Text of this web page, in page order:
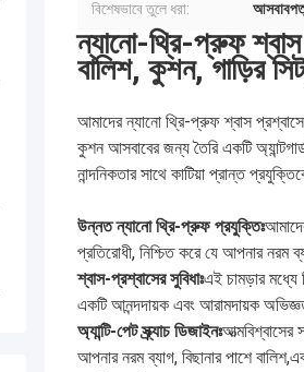
বিশেষভাবে তুলে ধরা:
ন্যানো-থ্রি-প্রুফ শ্বাস
বালিশ, কুশন, গাড়ির
আমাদের ন্যানো থ্রি-প্রুফ শ্বাস
কুশন আসবাবের জন্য তৈরি একটি
নান্দনিকতার সাথে কাটিয়া প্রান্ত
উন্নত ন্যানো থ্রি-প্রুফ প্রযুক্তিঃ
প্রতিরোধী, নিশ্চিত করে যে আপনার নরম
শ্বাস-প্রশ্বাসের সুবিধাঃএই চামড়ার মধ্যে
একটি আনন্দদায়ক এবং আরামদায়ক
অ্যান্টি-পেট স্ক্র্যাচ ডিজাইনঃআত্মবিশ্বাসের
আপনার নরম ব্যাগ, বিছানার পাশে